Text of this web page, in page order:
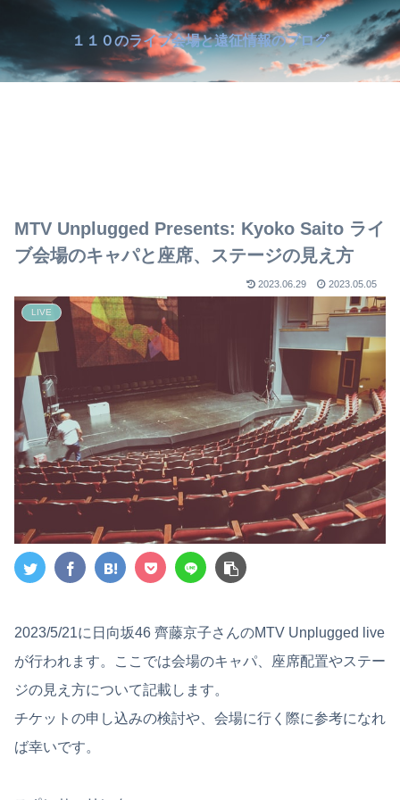
１１０のライブ会場と遠征情報のブログ
MTV Unplugged Presents: Kyoko Saito ライ
ブ会場のキャパと座席、ステージの見え方
2023.06.29 2023.05.05
LIVE
2023/5/21に日向坂46 齊藤京子さんのMTV Unplugged live
が行われます。ここでは会場のキャパ、座席配置やステー
ジの見え方について記載します。
チケットの申し込みの検討や、会場に行く際に参考になれ
ば幸いです。